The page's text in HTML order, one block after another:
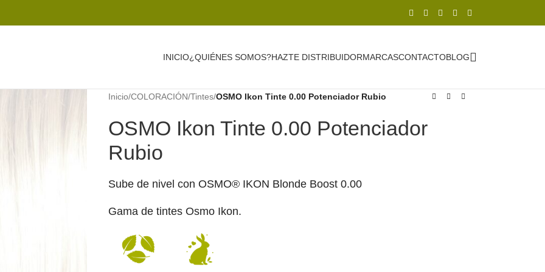
INICIO¿QUIÉNES SOMOS?HAZTE DISTRIBUIDORMARCASCONTACTOBLOG
Inicio/COLORACIÓN/Tintes/OSMO Ikon Tinte 0.00 Potenciador Rubio
OSMO Ikon Tinte 0.00 Potenciador
Rubio
Sube de nivel con OSMO® IKON Blonde Boost 0.00
Gama de tintes Osmo Ikon.